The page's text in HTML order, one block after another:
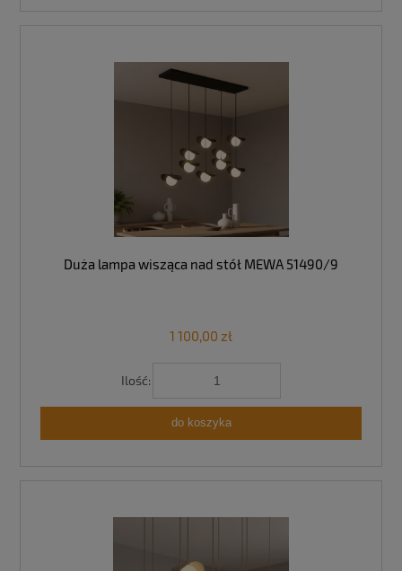
Duża lampa wisząca nad stół MEWA 51490/9
1 100,00 zł
Ilość:
do koszyka